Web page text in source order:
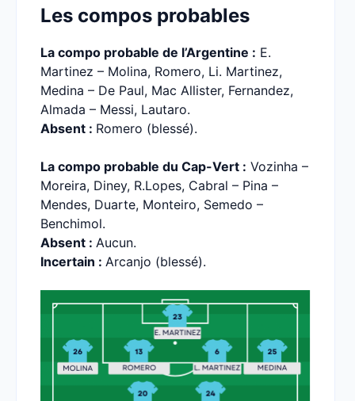
Les compos probables
La compo probable de l’Argentine : E.
Martinez – Molina, Romero, Li. Martinez,
Medina – De Paul, Mac Allister, Fernandez,
Almada – Messi, Lautaro.
Absent : Romero (blessé).
La compo probable du Cap-Vert : Vozinha –
Moreira, Diney, R.Lopes, Cabral – Pina –
Mendes, Duarte, Monteiro, Semedo –
Benchimol.
Absent : Aucun.
Incertain : Arcanjo (blessé).